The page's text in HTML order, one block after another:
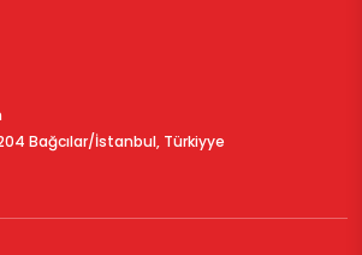
Bağcılar/İstanbul, Türkiyye